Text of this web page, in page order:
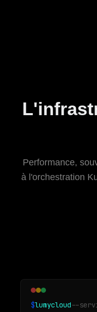
Performance,
à l'orchestration
$lumycloud--